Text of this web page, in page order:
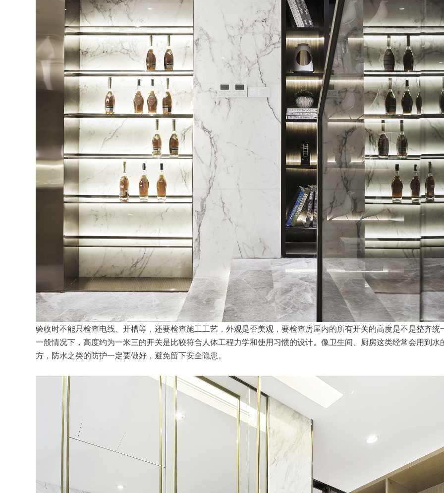
验收时不能只检查电线、开槽等，还要检查施工工艺，外观是否美观，要检查房屋内的所有开关的高度是不是整齐统
一般情况下，高度约为一米三的开关是比较符合人体工程力学和使用习惯的设计。像卫生间、厨房这类经常会用到水
方，防水之类的防护一定要做好，避免留下安全隐患。